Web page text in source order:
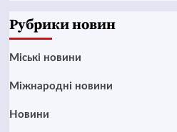
Рубрики новин
Mіські новини
Міжнародні новини
Новини